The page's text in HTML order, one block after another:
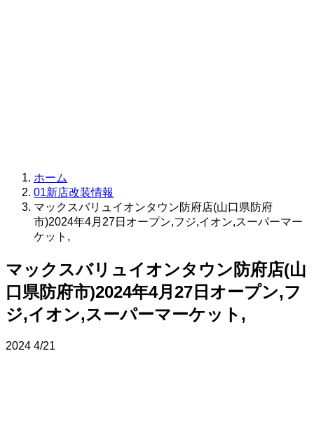
ホーム
01新店改装情報
マックスバリュイオンタウン防府店(山口県防府
市)2024年4月27日オープン,フジ,イオン,スーパーマー
ケット,
マックスバリュイオンタウン防府店(山
口県防府市)2024年4月27日オープン,フ
ジ,イオン,スーパーマーケット,
2024 4/21